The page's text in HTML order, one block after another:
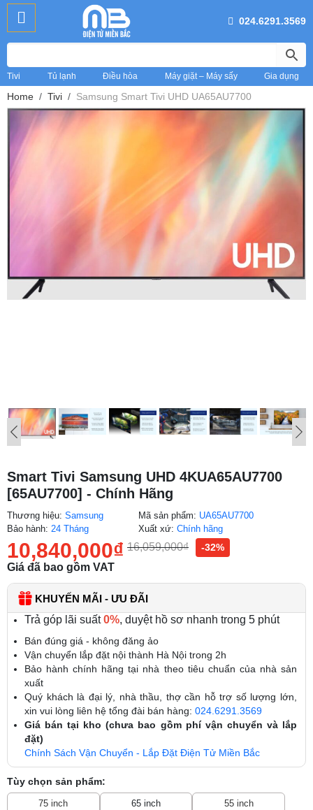
024.6291.3569
Tivi Tủ lạnh Điều hòa Máy giặt – Máy sấy Gia dụng
Home Tivi Samsung Smart Tivi UHD UA65AU7700
Smart Tivi Samsung UHD 4KUA65AU7700
[65AU7700] - Chính Hãng
Thương hiệu: Samsung
Bảo hành: 24 Tháng
Mã sản phẩm: UA65AU7700
Xuất xứ:Chính hãng
10,840,000₫ 16,059,000₫ -32%
Giá đã bao gồm VAT
KHUYẾN MÃI - ƯU ĐÃI
Trả góp lãi suất0%, duyệt hồ sơ nhanh trong 5 phút
Bán đúng giá - không đăng ảo
Vận chuyển lắp đặt nội thành Hà Nội trong 2h
Bảo hành chính hãng tại nhà theo tiêu chuẩn của nhà sản
xuất
Quý khách là đại lý, nhà thầu, thợ cần hỗ trợ số lượng lớn,
xin vui lòng liên hệ tổng đài bán hàng: 024.6291.3569
Giá bán tại kho (chưa bao gồm phí vận chuyển và lắp
đặt)
Chính Sách Vận Chuyển - Lắp Đặt Điện Tử Miền Bắc
Tùy chọn sản phẩm:
75 inch 65 inch 55 inch